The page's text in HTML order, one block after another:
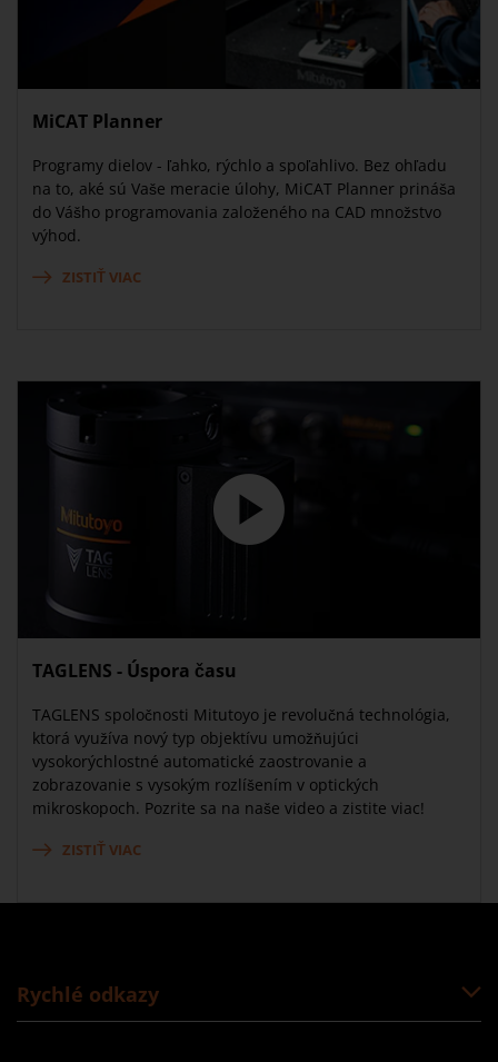
MiCAT Planner
Programy dielov - ľahko, rýchlo a spoľahlivo. Bez ohľadu
na to, aké sú Vaše meracie úlohy, MiCAT Planner prináša
do Vášho programovania založeného na CAD množstvo
výhod.
ZISTIŤ VIAC
TAGLENS - Úspora času
TAGLENS spoločnosti Mitutoyo je revolučná technológia,
ktorá využíva nový typ objektívu umožňujúci
vysokorýchlostné automatické zaostrovanie a
zobrazovanie s vysokým rozlíšením v optických
mikroskopoch. Pozrite sa na naše video a zistite viac!
ZISTIŤ VIAC
Rychlé odkazy